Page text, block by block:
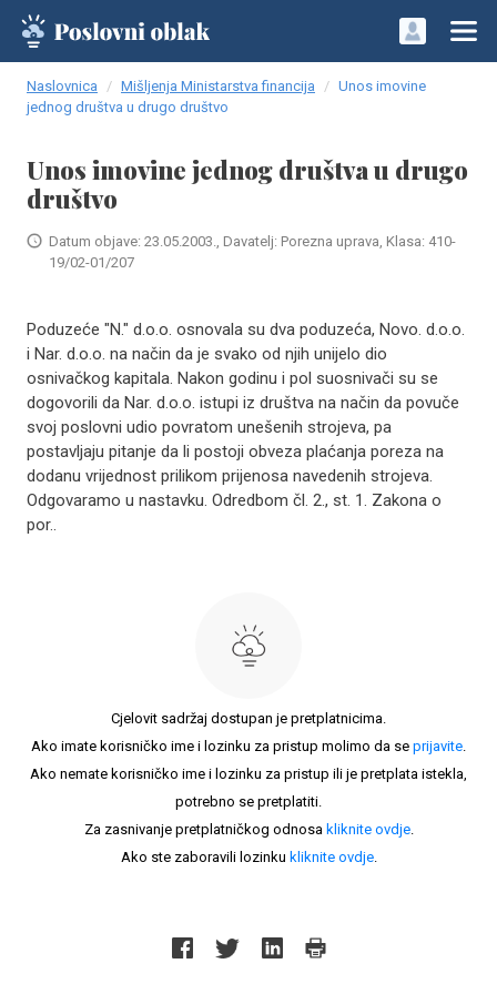
Naslovnica Mišljenja Ministarstva financija
Unos imovine
jednog društva u drugo društvo
Unos imovine jednog društva u drugo
društvo
Datum objave: 23.05.2003., Davatelj: Porezna uprava, Klasa: 410-
19/02-01/207
Poduzeće "N." d.o.o. osnovala su dva poduzeća, Novo. d.o.o.
i Nar. d.o.o. na način da je svako od njih unijelo dio
osnivačkog kapitala. Nakon godinu i pol suosnivači su se
dogovorili da Nar. d.o.o. istupi iz društva na način da povuče
svoj poslovni udio povratom unešenih strojeva, pa
postavljaju pitanje da li postoji obveza plaćanja poreza na
dodanu vrijednost prilikom prijenosa navedenih strojeva.
Odgovaramo u nastavku. Odredbom čl. 2., st. 1. Zakona o
por..
Cjelovit sadržaj dostupan je pretplatnicima.
Ako imate korisničko ime i lozinku za pristup molimo da se prijavite.
Ako nemate korisničko ime i lozinku za pristup ili je pretplata istekla,
potrebno se pretplatiti.
Za zasnivanje pretplatničkog odnosa kliknite ovdje.
Ako ste zaboravili lozinku kliknite ovdje.